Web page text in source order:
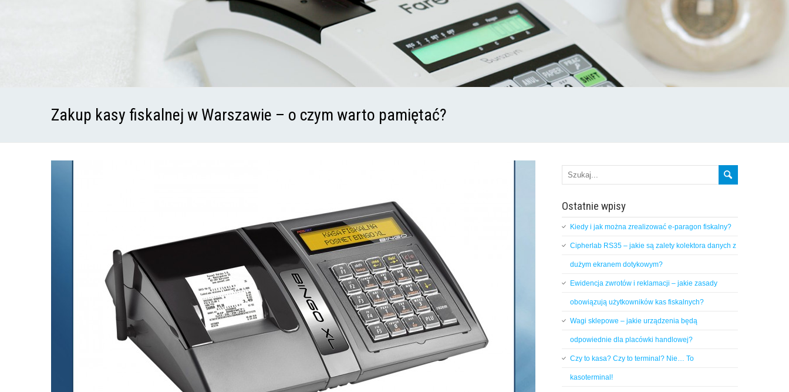
Zakup kasy fiskalnej w Warszawie – o czym warto pamiętać?
Ostatnie wpisy
Kiedy i jak można zrealizować e-paragon fiskalny?
Cipherlab RS35 – jakie są zalety kolektora danych z
dużym ekranem dotykowym?
Ewidencja zwrotów i reklamacji – jakie zasady
obowiązują użytkowników kas fiskalnych?
Wagi sklepowe – jakie urządzenia będą
odpowiednie dla placówki handlowej?
Czy to kasa? Czy to terminal? Nie… To
kasoterminal!